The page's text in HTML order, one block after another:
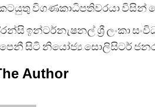
කටයුතු විගණකාධිපතිවරයා විසින්
ඉන්ටර්නැෂනල් ශ්‍රී ලංකා
සිටි නියෝජ්‍ය සොලිසිටර්
Author